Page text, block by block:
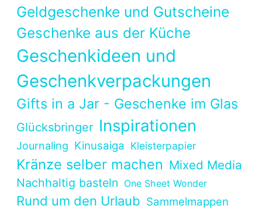
Geldgeschenke und Gutscheine
Geschenke aus der Küche
Geschenkideen und
Geschenkverpackungen
Gifts in a Jar - Geschenke im Glas
Glücksbringer Inspirationen
Journaling Kinusaiga Kleisterpapier
Kränze selber machen Mixed Media
Nachhaltig basteln One Sheet Wonder
Rund um den Urlaub Sammelmappen